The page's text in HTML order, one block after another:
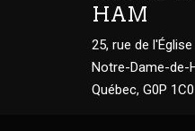
HAM
25, rue de l'Église
Notre-Dame-de-
Québec, G0P 1C0